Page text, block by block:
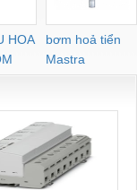
HOA
bơm hoả tiển
Mastra